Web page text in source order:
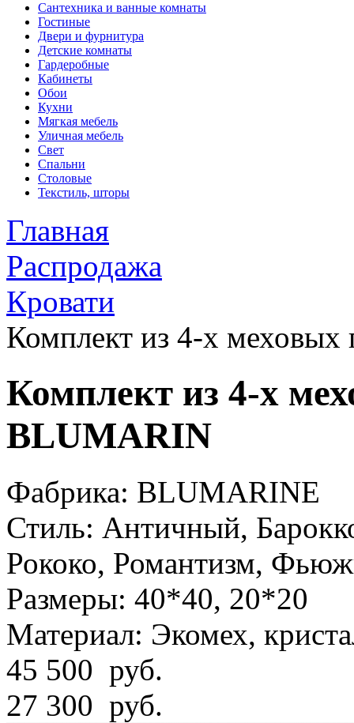
Сантехника и ванные комнаты
Гостиные
Двери и фурнитура
Детские комнаты
Гардеробные
Кабинеты
Обои
Кухни
Мягкая мебель
Уличная мебель
Свет
Спальни
Столовые
Текстиль, шторы
Главная
Распродажа
Кровати
Комплект из 4-х
Комплект из 4-х
BLUMARIN
Фабрика: BLUMARINE
Стиль: Античный,
Рококо, Романтизм,
Размеры: 40*40, 20*20
Материал: Экомех,
45 500 руб.
27 300 руб.